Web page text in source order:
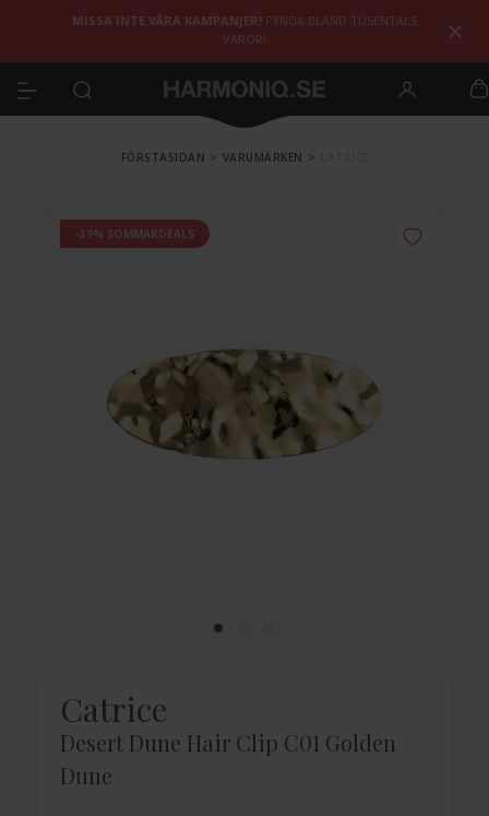
MISSA INTE VÅRA KAMPANJER! FYNDA BLAND TUSENTALS
VAROR!
FÖRSTASIDAN > VARUMÄRKEN >
-39% SOMMARDEALS
Catrice
Desert Dune Hair Clip C01 Golden
Dune